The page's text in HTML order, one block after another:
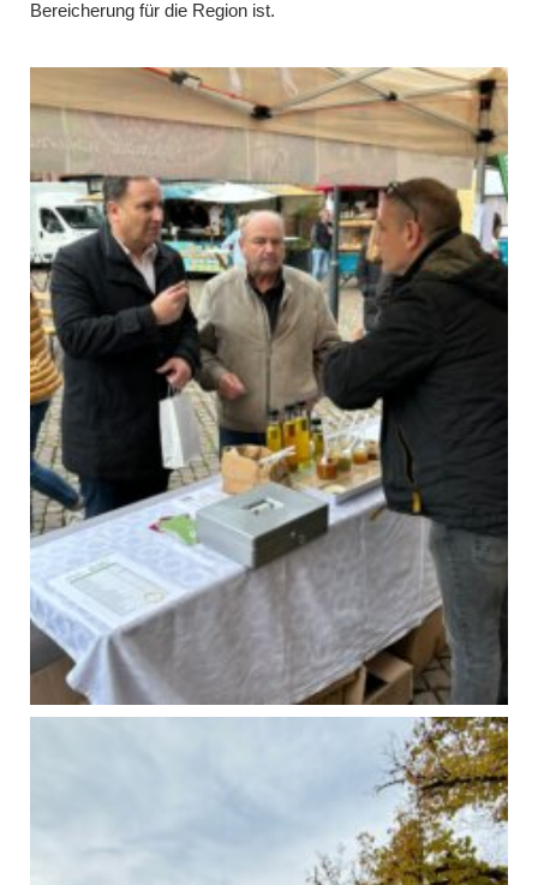
Bereicherung für die Region ist.